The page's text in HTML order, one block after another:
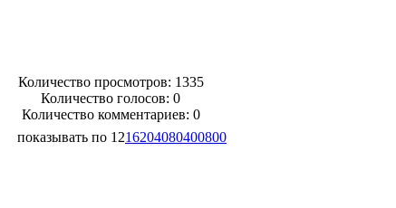
Количество просмотров: 1335
Количество голосов: 0
Количество комментариев: 0
показывать по 1216204080400800